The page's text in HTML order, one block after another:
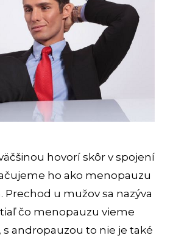
hovorí skôr v spojení
ho ako menopauzu
u mužov sa nazýva
čo menopauzu vieme
s andropauzou to nie je také